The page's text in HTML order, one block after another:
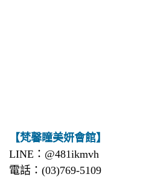
【梵馨瞳美妍會館】
LINE：@481ikmvh
電話：(03)769-5109